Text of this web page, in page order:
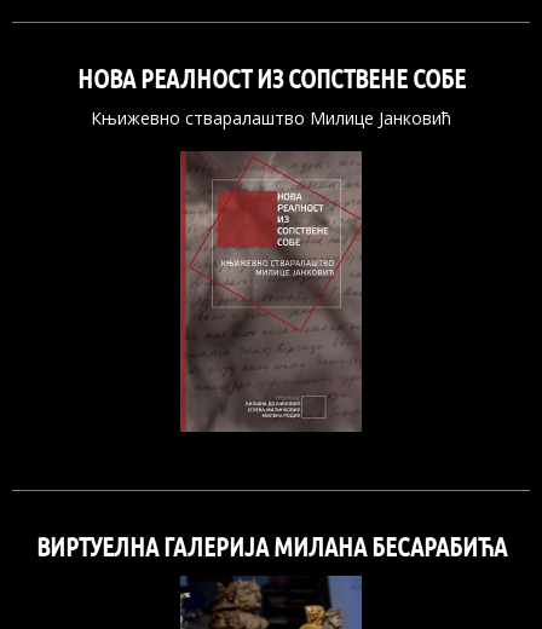
НОВА РЕАЛНОСТ ИЗ СОПСТВЕНЕ СОБЕ
Књижевно стваралаштво Милице Јанковић
ВИРТУЕЛНА ГАЛЕРИЈА МИЛАНА БЕСАРАБИЋА